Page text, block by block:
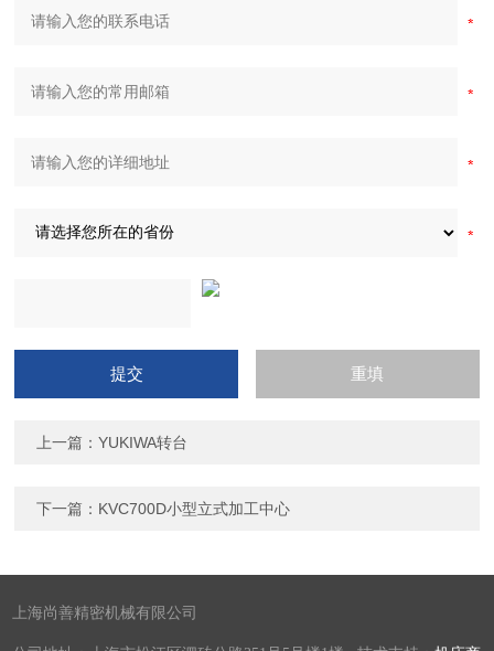
上一篇：YUKIWA转台
下一篇： KVC700D小型立式加工中心
上海尚善精密机械有限公司